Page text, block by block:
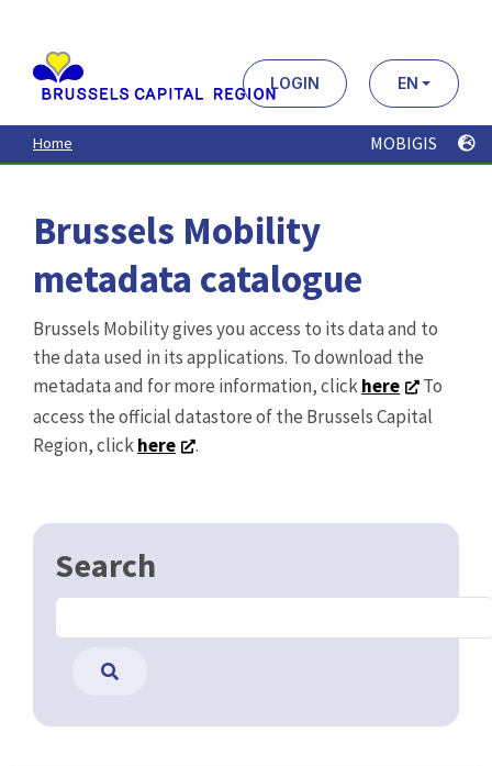
contenu
principal
LOGIN EN
Home MOBIGIS
Brussels Mobility
metadata catalogue
Brussels Mobility gives you access to its data and to
the data used in its applications. To download the
metadata and for more information, clickhere
To
access the official datastore of the Brussels Capital
Region, clickhere .
Search